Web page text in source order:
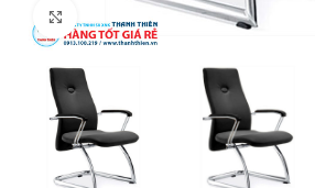
Click to enlarge